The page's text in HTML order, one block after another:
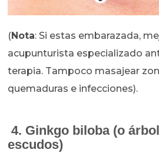
(Nota: Si estas embarazada,
acupunturista especializado
terapia. Tampoco masajear
quemaduras e infecciones).
4. Ginkgo biloba (o
escudos)